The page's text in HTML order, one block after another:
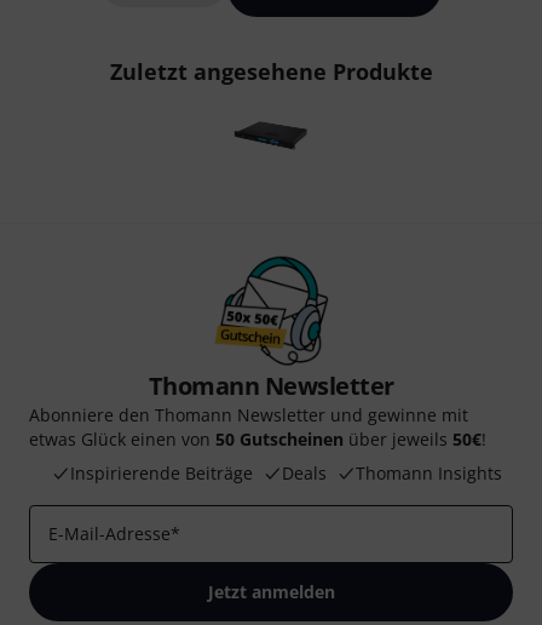
Zuletzt angesehene Produkte
Thomann Newsletter
Abonniere den Thomann Newsletter und gewinne mit
etwas Glück einen von 50 Gutscheinen über jeweils 50€!
Inspirierende Beiträge
Deals Thomann Insights
E-Mail-Adresse*
Jetzt anmelden